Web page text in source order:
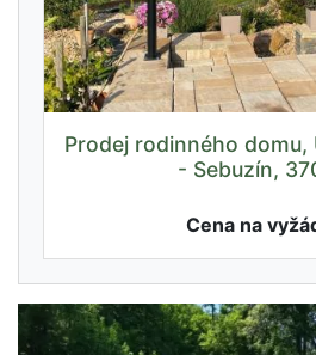
Prodej rodinného domu,
- Sebuzín,
Cena na